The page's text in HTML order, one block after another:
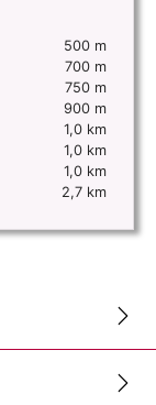
500 m
700 m
750 m
900 m
1,0 km
1,0 km
1,0 km
2,7 km